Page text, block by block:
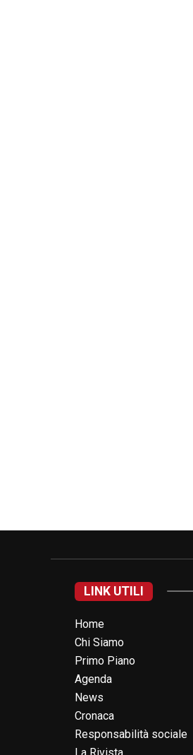
LINK UTILI
Home
Chi Siamo
Primo Piano
Agenda
News
Cronaca
Responsabilità sociale